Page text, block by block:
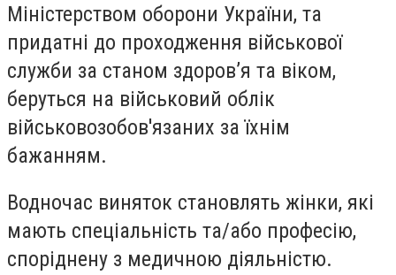
Міністерством оборони України, та
придатні до проходження військової
служби за станом здоров’я та віком,
беруться на військовий облік
військовозобов'язаних за їхнім
бажанням.
Водночас виняток становлять жінки, які
мають спеціальність та/або професію,
споріднену з медичною діяльністю.